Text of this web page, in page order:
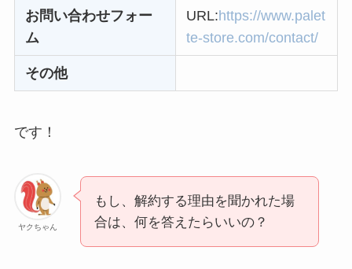
ニーを電話から解約
する方法を完全攻略
お問い合わせフォー
ム
URL: https://www.palet
te-store.com/contact/
その他
です！
ヤクちゃん
もし、解約する理由を聞かれた場
合は、何を答えたらいいの？